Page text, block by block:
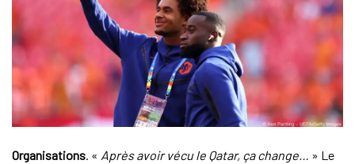
Organisations. « Après avoir vécu le Qatar, ça change… » Le